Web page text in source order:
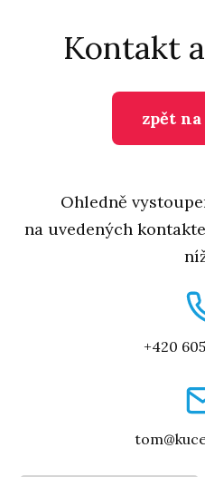
Kontakt
zpět
Ohledně
na uvedených
+420